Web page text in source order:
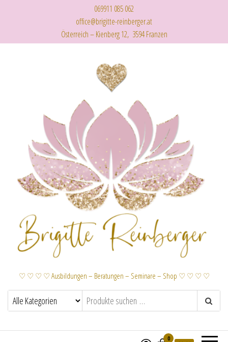
069911 085 062
office@brigitte-reinberger.at
Österreich – Kienberg 12, 3594 Franzen
♡ ♡ ♡ ♡ Ausbildungen – Beratungen – Seminare – Shop ♡ ♡ ♡ ♡
0